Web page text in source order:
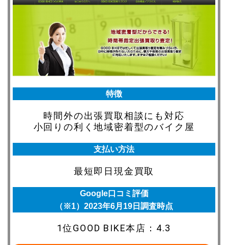
特徴
時間外の出張買取相談にも対応
小回りの利く地域密着型のバイク屋
支払い方法
最短即日 現金買取
Google口コミ評価
（※1）2023年6月19日調査時点
1位GOOD BIKE本店：4.3